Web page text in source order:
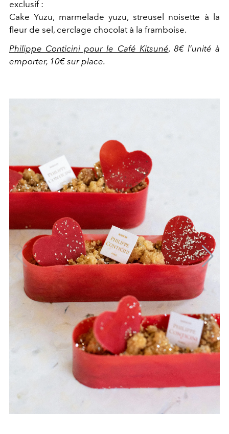
exclusif :
Cake Yuzu, marmelade yuzu, streusel noisette à la
fleur de sel, cerclage chocolat à la framboise.
Philippe Conticini pour le Café Kitsuné. 8€ l’unité à
emporter, 10€ sur place.